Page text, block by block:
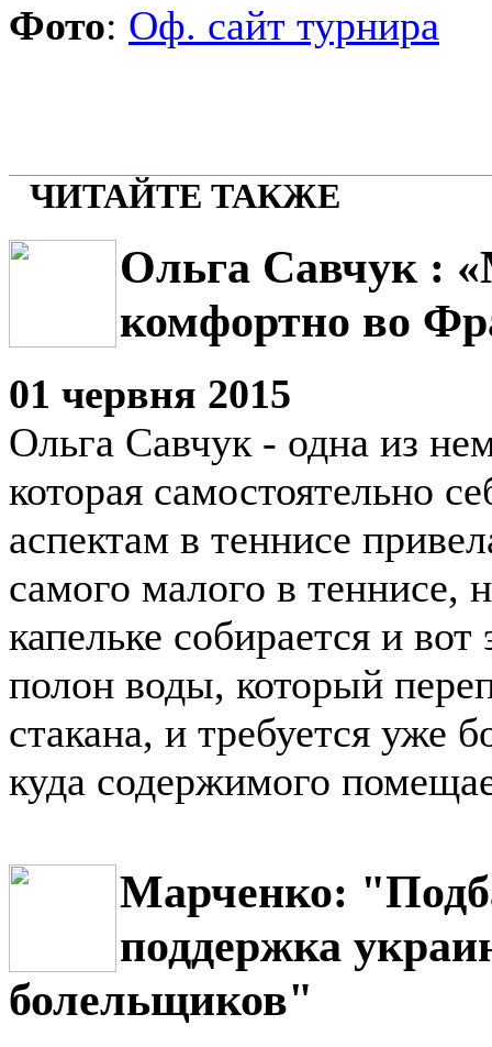
Фото: Оф. сайт турнира
ЧИТАЙТЕ ТАКЖЕ
Ольга Савчук :
комфортно во
01 червня 2015
Ольга Савчук - одна из
которая самостоятельно
аспектам в теннисе
самого малого в теннисе,
капельке собирается и вот
полон воды, который
стакана, и требуется уже
куда содержимого
Марченко:
поддержка
болельщиков"